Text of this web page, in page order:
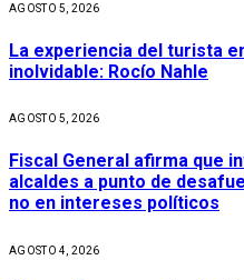
AGOSTO 5, 2026
La experiencia del turista
inolvidable: Rocío Nahle
AGOSTO 5, 2026
Fiscal General afirma que
alcaldes a punto de
no en intereses políticos
AGOSTO 4, 2026